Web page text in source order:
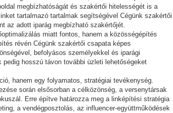
megbízhatóságát és szakértői hitelességét is a
tartalmazó tartalmak segítségével Cégünk szakértői
az adott iparág megbízható szakértőjét.
miatt fontos, hanem a közösségépítés
révén Cégünk szakértői csapata képes
befolyásos személyekkel és iparági
hosszú távon további üzleti lehetőségeket
hanem egy folyamatos, stratégiai tevékenység.
során elsősorban a célközönség, a versenytársak
Erre építve határozza meg a linképítési stratégia
a vendégposztolás, az influencer-együttműködések